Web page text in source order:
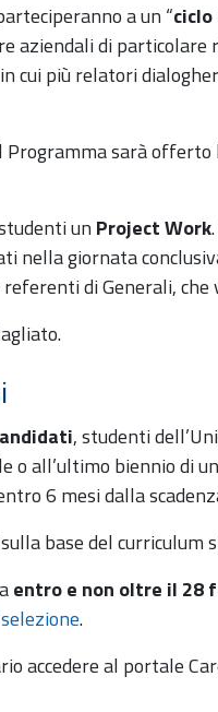
a un “
aziendali di particolare
cui più relatori
sarà offerto
un Project Work
nella giornata
di Generali,
, studenti
o all’ultimo biennio di
6 mesi dalla
base del curriculum
entro e non oltre il 28
.
accedere al portale